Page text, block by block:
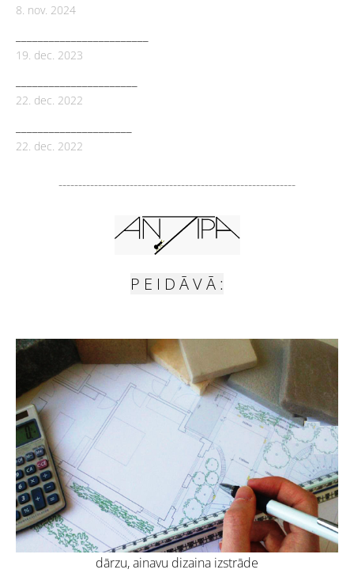
8. nov. 2024
19. dec. 2023
22. dec. 2022
22. dec. 2022
------------------------------------------------------------
P E I D Ā V Ā :
dārzu, ainavu dizaina izstrāde